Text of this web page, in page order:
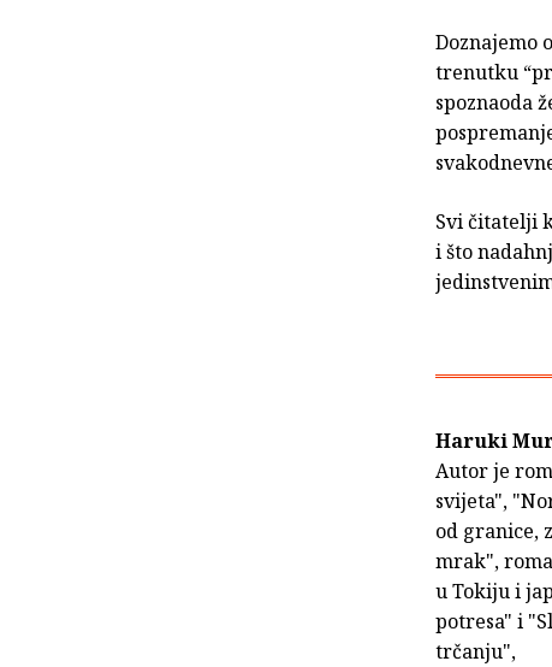
Doznajemo
trenutku
spoznaoda
Svi čitatelji
i što
Haruki
Autor je
svijeta",
od granice,
mrak",
u Tokiju i
potresa" i
trčanju",